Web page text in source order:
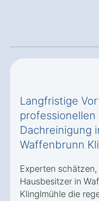
Langfristige
professionellen
Dachreinigung
Waffenbrunn
Experten
Hausbesitzer in
Klinglmühle die